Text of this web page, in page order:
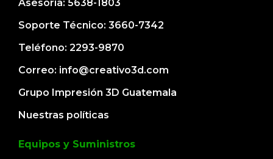
Asesoría: 5638-1803
Soporte Técnico: 3660-7342
Teléfono: 2293-9870
Correo: info@creativo3d.com
Grupo Impresión 3D Guatemala
Nuestras políticas
Equipos y Suministros